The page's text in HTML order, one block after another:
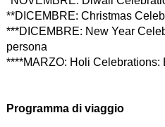
**DICEMBRE: Christmas
***DICEMBRE: New Year
persona
****MARZO: Holi Celebrations:
Programma di viaggio